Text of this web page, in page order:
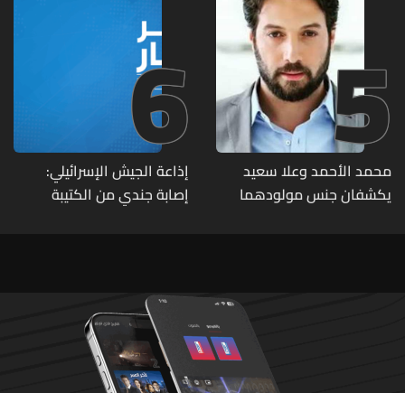
5
محمد الأحمد وعلا سعيد
يكشفان جنس مولودهما
6
إذاعة الجيش الإسرائيلي:
إصابة جندي من الكتيبة